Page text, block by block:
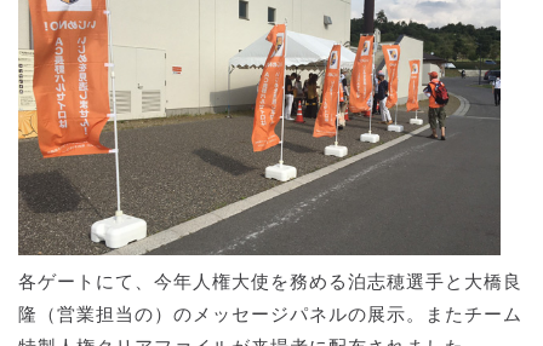
各ゲートにて、今年人権大使を務める泊志穂選手と大橋良
隆（営業担当の）のメッセージパネルの展示。またチーム